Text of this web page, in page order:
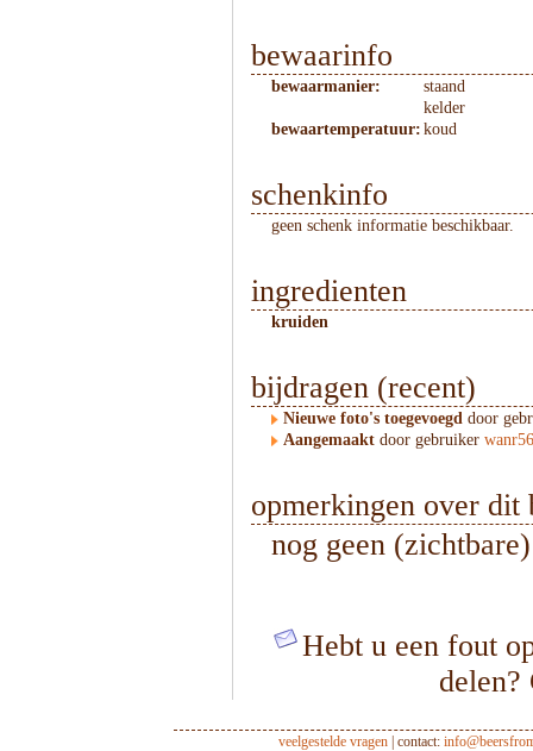
bewaarinfo
bewaarmanier:
staand
kelder
bewaartemperatuur: koud
schenkinfo
geen schenk informatie beschikbaar.
ingredienten
kruiden
bijdragen (recent)
Nieuwe foto's toegevoegd door
Aangemaakt door gebruiker
opmerkingen over dit
nog geen
Hebt u een fout
veelgestelde vragen| contact: